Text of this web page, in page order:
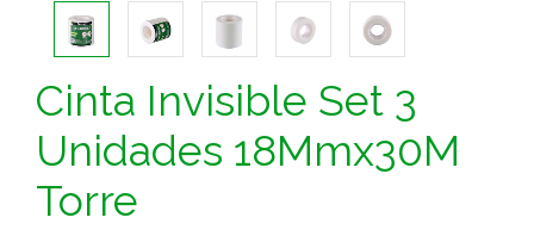
Cinta Invisible Set 3
Unidades 18Mmx30M
Torre